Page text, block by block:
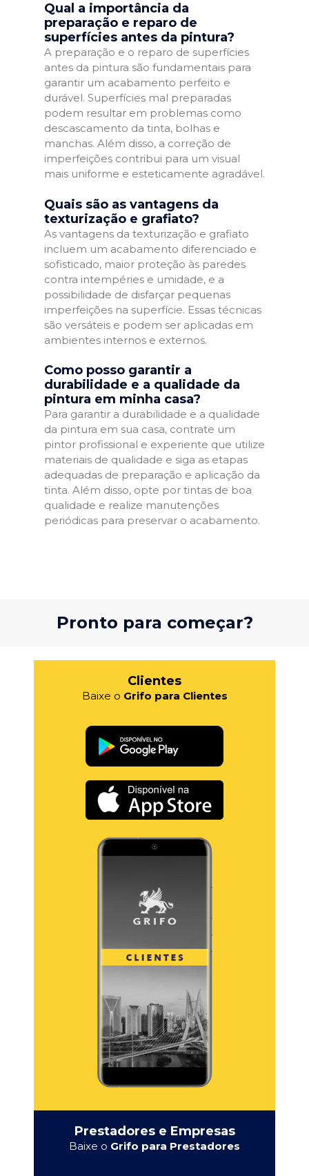
Qual a importância da
preparação e reparo de
superfícies antes da pintura?
A preparação e o reparo de superfícies
antes da pintura são fundamentais para
garantir um acabamento perfeito e
durável. Superfícies mal preparadas
podem resultar em problemas como
descascamento da tinta, bolhas e
manchas. Além disso, a correção de
imperfeições contribui para um visual
mais uniforme e esteticamente agradável.
Quais são as vantagens da
texturização e grafiato?
As vantagens da texturização e grafiato
incluem um acabamento diferenciado e
sofisticado, maior proteção às paredes
contra intempéries e umidade, e a
possibilidade de disfarçar pequenas
imperfeições na superfície. Essas técnicas
são versáteis e podem ser aplicadas em
ambientes internos e externos.
Como posso garantir a
durabilidade e a qualidade da
pintura em minha casa?
Para garantir a durabilidade e a qualidade
da pintura em sua casa, contrate um
pintor profissional e experiente que utilize
materiais de qualidade e siga as etapas
adequadas de preparação e aplicação da
tinta. Além disso, opte por tintas de boa
qualidade e realize manutenções
periódicas para preservar o acabamento.
Pronto para começar?
Clientes
Baixe o Grifo para Clientes
Prestadores e Empresas
Baixe o Grifo para Prestadores